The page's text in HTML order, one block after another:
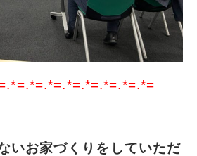
いお家づくりをしていただ